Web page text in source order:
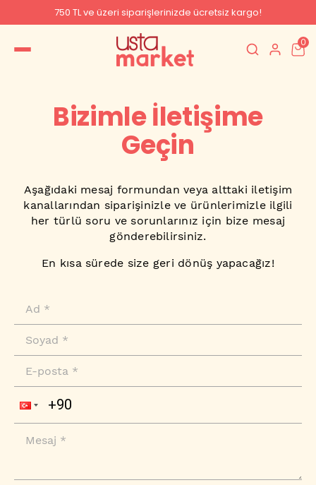
750 TL ve üzeri siparişlerinizde ücretsiz kargo!
0
Bizimle İletişime
Geçin
Aşağıdaki mesaj formundan veya alttaki iletişim
kanallarından siparişinizle ve ürünlerimizle ilgili
her türlü soru ve sorunlarınız için bize mesaj
gönderebilirsiniz.
En kısa sürede size geri dönüş yapacağız!